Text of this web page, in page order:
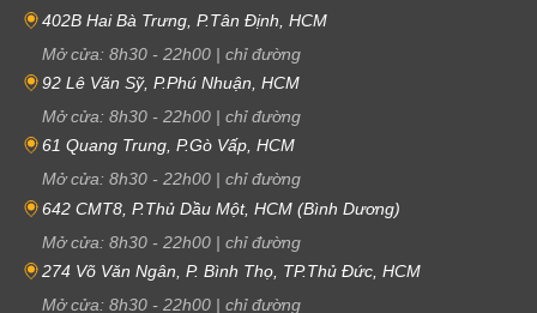
402B Hai Bà Trưng, P.Tân Định, HCM
Mở cửa: 8h30 - 22h00 | chỉ đường
92 Lê Văn Sỹ, P.Phú Nhuận, HCM
Mở cửa: 8h30 - 22h00 | chỉ đường
61 Quang Trung, P.Gò Vấp, HCM
Mở cửa: 8h30 - 22h00 | chỉ đường
642 CMT8, P.Thủ Dầu Một, HCM (Bình Dương)
Mở cửa: 8h30 - 22h00 | chỉ đường
274 Võ Văn Ngân, P. Bình Thọ, TP.Thủ Đức, HCM
Mở cửa: 8h30 - 22h00 | chỉ đường